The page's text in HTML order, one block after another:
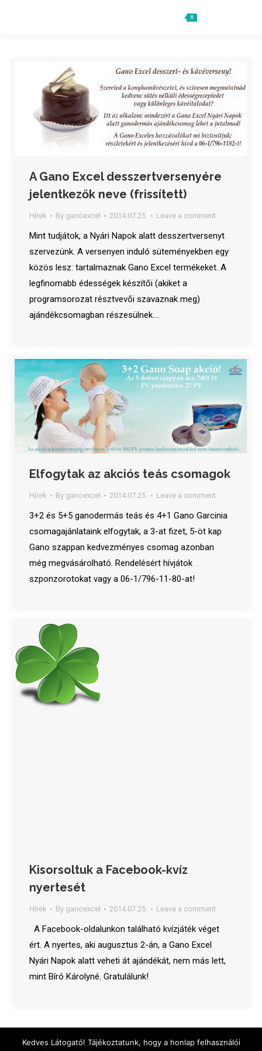
0
A Gano Excel desszertversenyére
jelentkezők neve (frissített)
Hírek By ganoexcel 2014.07.25. Leave a comment
Mint tudjátok, a Nyári Napok alatt desszertversenyt
szervezünk. A versenyen induló süteményekben egy
közös lesz: tartalmaznak Gano Excel termékeket. A
legfinomabb édességek készítői (akiket a
programsorozat résztvevői szavaznak meg)
ajándékcsomagban részesülnek.…
Elfogytak az akciós teás csomagok
Hírek By ganoexcel 2014.07.25. Leave a comment
3+2 és 5+5 ganodermás teás és 4+1 Gano Garcinia
csomagajánlataink elfogytak, a 3-at fizet, 5-öt kap
Gano szappan kedvezményes csomag azonban
még megvásárolható. Rendelésért hívjátok
szponzorotokat vagy a 06-1/796-11-80-at!
Kisorsoltuk a Facebook-kvíz
nyertesét
Hírek By ganoexcel 2014.07.25. Leave a comment
A Facebook-oldalunkon található kvízjáték véget
ért. A nyertes, aki augusztus 2-án, a Gano Excel
Nyári Napok alatt veheti át ajándékát, nem más lett,
mint Bíró Károlyné. Gratulálunk!
Menu
Kedves Látogató! Tájékoztatunk, hogy a honlap felhasználói